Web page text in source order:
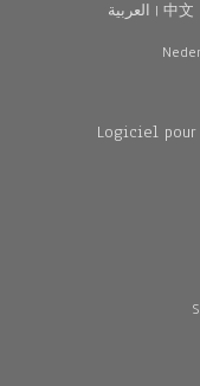
العربية | 中文
Logiciel pour